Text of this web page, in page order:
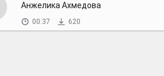
Анжелика Ахмедова
00:37 620